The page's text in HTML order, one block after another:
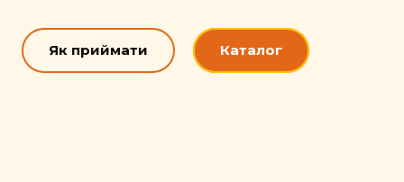
Як приймати Каталог